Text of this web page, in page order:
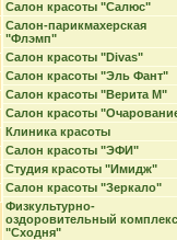
Салон красоты "Салюс"
Салон-парикмахерская
"Флэмп"
Салон красоты "Divas"
Салон красоты "Эль Фант"
Салон красоты "Верита М"
Салон красоты
Клиника красоты
Салон красоты "ЭФИ"
Студия красоты "Имидж"
Салон красоты "Зеркало"
Физкультурно-
оздоровительный комплекс
"Сходня"